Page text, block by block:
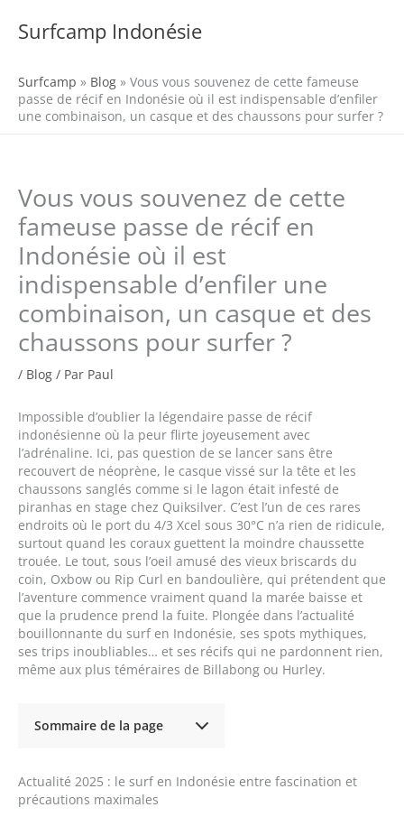
contenu
Surfcamp Indonésie
Surfcamp » Blog » Vous vous souvenez de cette fameuse
passe de récif en Indonésie où il est indispensable d’enfiler
une combinaison, un casque et des chaussons pour surfer ?
Vous vous souvenez de cette
fameuse passe de récif en
Indonésie où il est
indispensable d’enfiler une
combinaison, un casque et des
chaussons pour surfer ?
/ Blog / Par Paul
Impossible d’oublier la légendaire passe de récif
indonésienne où la peur flirte joyeusement avec
l’adrénaline. Ici, pas question de se lancer sans être
recouvert de néoprène, le casque vissé sur la tête et les
chaussons sanglés comme si le lagon était infesté de
piranhas en stage chez Quiksilver. C’est l’un de ces rares
endroits où le port du 4/3 Xcel sous 30°C n’a rien de ridicule,
surtout quand les coraux guettent la moindre chaussette
trouée. Le tout, sous l’oeil amusé des vieux briscards du
coin, Oxbow ou Rip Curl en bandoulière, qui prétendent que
l’aventure commence vraiment quand la marée baisse et
que la prudence prend la fuite. Plongée dans l’actualité
bouillonnante du surf en Indonésie, ses spots mythiques,
ses trips inoubliables… et ses récifs qui ne pardonnent rien,
même aux plus téméraires de Billabong ou Hurley.
Sommaire de la page
Actualité 2025 : le surf en Indonésie entre fascination et
précautions maximales